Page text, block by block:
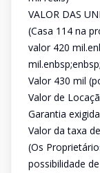
VALOR DAS
(Casa 114 na
valor 420
Valor 430 mil
Valor de
Garantia
Valor da taxa
(Os
possibilidade